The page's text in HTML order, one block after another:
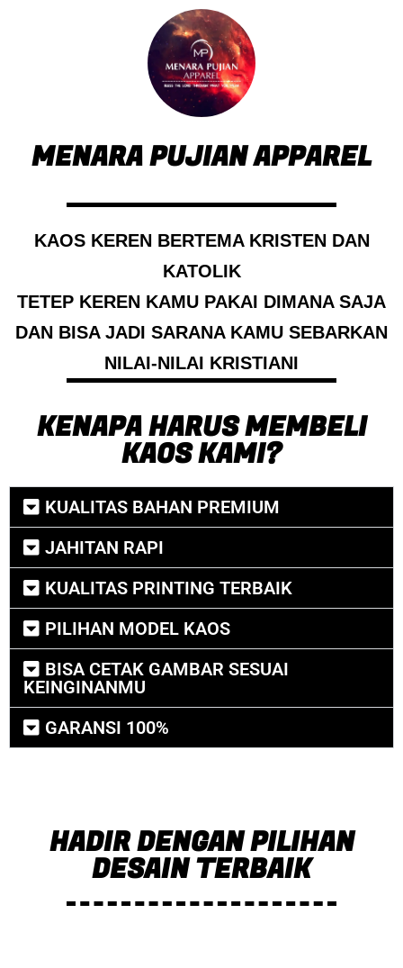
MENARA PUJIAN APPAREL
KAOS KEREN BERTEMA KRISTEN DAN
KATOLIK
TETEP KEREN KAMU PAKAI DIMANA SAJA
DAN BISA JADI SARANA KAMU SEBARKAN
NILAI-NILAI KRISTIANI
KENAPA HARUS MEMBELI
KAOS KAMI?
KUALITAS BAHAN PREMIUM
JAHITAN RAPI
KUALITAS PRINTING TERBAIK
PILIHAN MODEL KAOS
BISA CETAK GAMBAR SESUAI
KEINGINANMU
GARANSI 100%
HADIR DENGAN PILIHAN
DESAIN TERBAIK